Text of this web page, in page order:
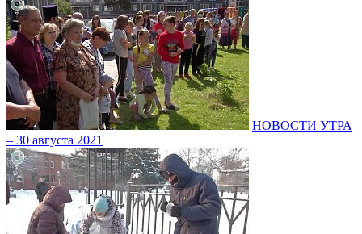
НОВОСТИ УТРА
– 30 августа 2021